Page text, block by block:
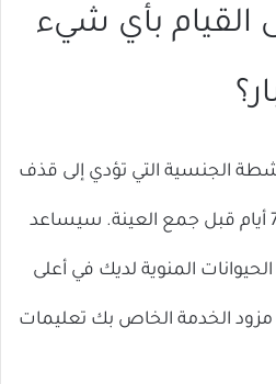
القيام بأي شيء
الجنسية التي تؤدي إلى قذف
الحيوانات المنوية لمدة 2-7 أيام قبل جمع العينة. سيساعد
المنوية لديك في أعلى
الخدمة الخاص بك تعليمات